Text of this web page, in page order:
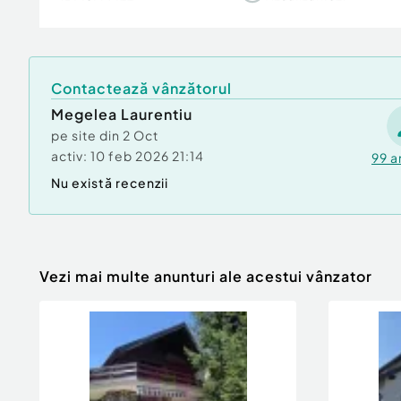
CUT: 0,5
Aer curat, liniște și natură – locația ideală
casă de vacanță
proiect turistic (cabane, glamping, boutique
investiție pe termen lung
Pentru detalii și vizionări: 0729 935 536
Contactează vânzătorul
Megelea Laurentiu
pe site din 2 Oct
activ: 10 feb 2026 21:14 99
Nu există recenzii
Vezi mai multe anunturi ale acestui vânzator